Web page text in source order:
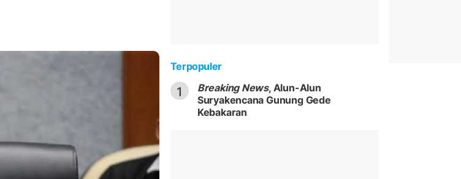
Terpopuler
1 Breaking News, Alun-Alun
Suryakencana Gunung Gede
Kebakaran